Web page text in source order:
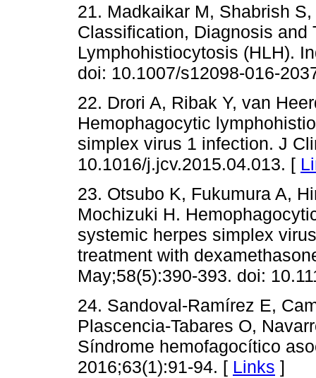
21. Madkaikar M, Shabrish
Classification, Diagnosis and
Lymphohistiocytosis (HLH).
doi: 10.1007/s12098-016-
22. Drori A, Ribak Y, van
Hemophagocytic
simplex virus 1 infection. J
10.1016/j.jcv.2015.04.013. [
23. Otsubo K, Fukumura A,
Mochizuki H.
systemic herpes simplex
treatment with
May;58(5):390-393. doi:
24. Sandoval-Ramírez E,
Plascencia-Tabares O,
Síndrome hemofagocítico
2016;63(1):91-94. [ Links ]